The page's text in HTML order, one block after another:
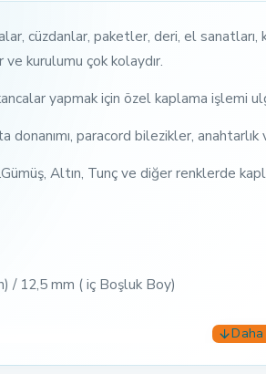
cüzdanlar, paketler, deri, el
kurulumu çok kolaydır.
yapmak için özel kaplama işlemi
donanımı, paracord bilezikler,
Altın, Tunç ve diğer renklerde
/ 12,5 mm ( iç Boşluk Boy)